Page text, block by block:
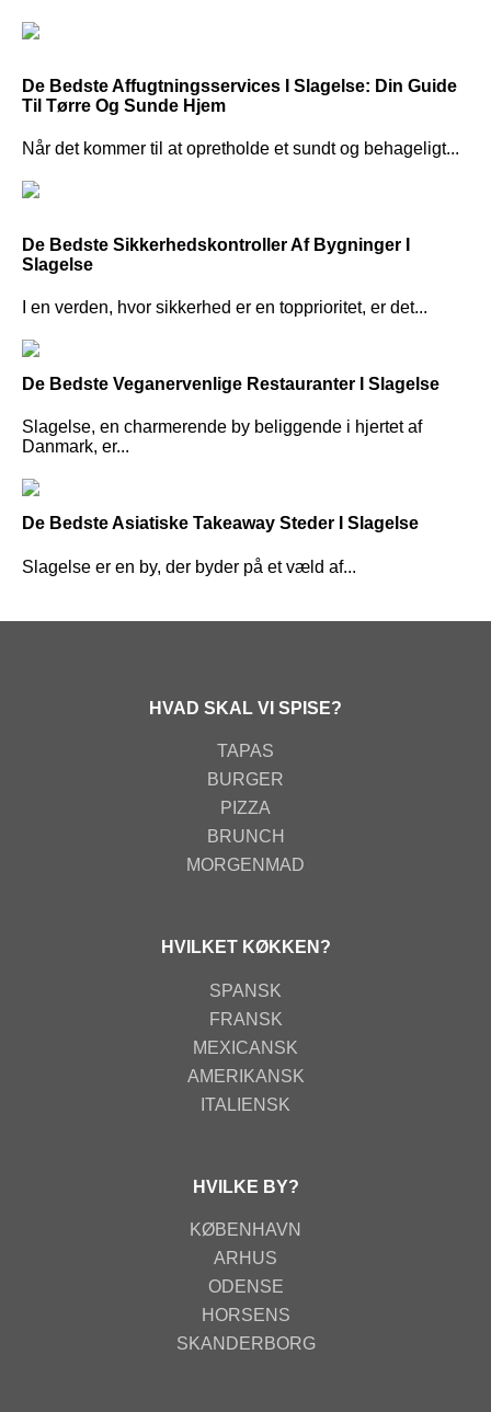
De Bedste Affugtningsservices I Slagelse: Din Guide
Til Tørre Og Sunde Hjem
Når det kommer til at opretholde et sundt og behageligt...
De Bedste Sikkerhedskontroller Af Bygninger I
Slagelse
I en verden, hvor sikkerhed er en topprioritet, er det...
De Bedste Veganervenlige Restauranter I Slagelse
Slagelse, en charmerende by beliggende i hjertet af
Danmark, er...
De Bedste Asiatiske Takeaway Steder I Slagelse
Slagelse er en by, der byder på et væld af...
HVAD SKAL VI SPISE?
TAPAS
BURGER
PIZZA
BRUNCH
MORGENMAD
HVILKET KØKKEN?
SPANSK
FRANSK
MEXICANSK
AMERIKANSK
ITALIENSK
HVILKE BY?
KØBENHAVN
ARHUS
ODENSE
HORSENS
SKANDERBORG